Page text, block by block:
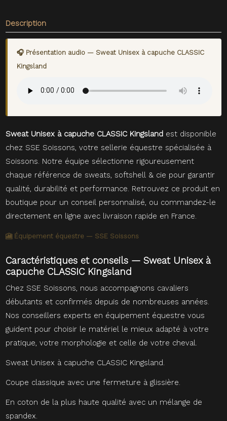
Description
🎧 Présentation audio — Sweat Unisex à capuche CLASSIC
Kingsland
Sweat Unisex à capuche CLASSIC Kingsland est disponible
chez SSE Soissons, votre sellerie équestre spécialisée à
Soissons. Notre équipe sélectionne rigoureusement
chaque référence de sweats, softshell & cie pour garantir
qualité, durabilité et performance. Retrouvez ce produit en
boutique pour un conseil personnalisé, ou commandez-le
directement en ligne avec livraison rapide en France.
🎦 Équipement équestre — SSE Soissons
Caractéristiques et conseils — Sweat Unisex à
capuche CLASSIC Kingsland
Chez SSE Soissons, nous accompagnons cavaliers
débutants et confirmés depuis de nombreuses années.
Nos conseillers experts en équipement équestre vous
guident pour choisir le matériel le mieux adapté à votre
pratique, votre morphologie et celle de votre cheval.
Sweat Unisex à capuche CLASSIC Kingsland.
Coupe classique avec une fermeture à glissière.
En coton de la plus haute qualité avec un mélange de
spandex.